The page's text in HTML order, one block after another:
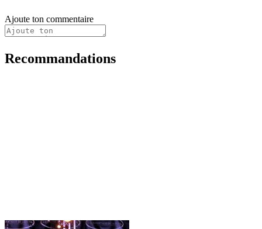
Ajoute ton commentaire
Recommandations